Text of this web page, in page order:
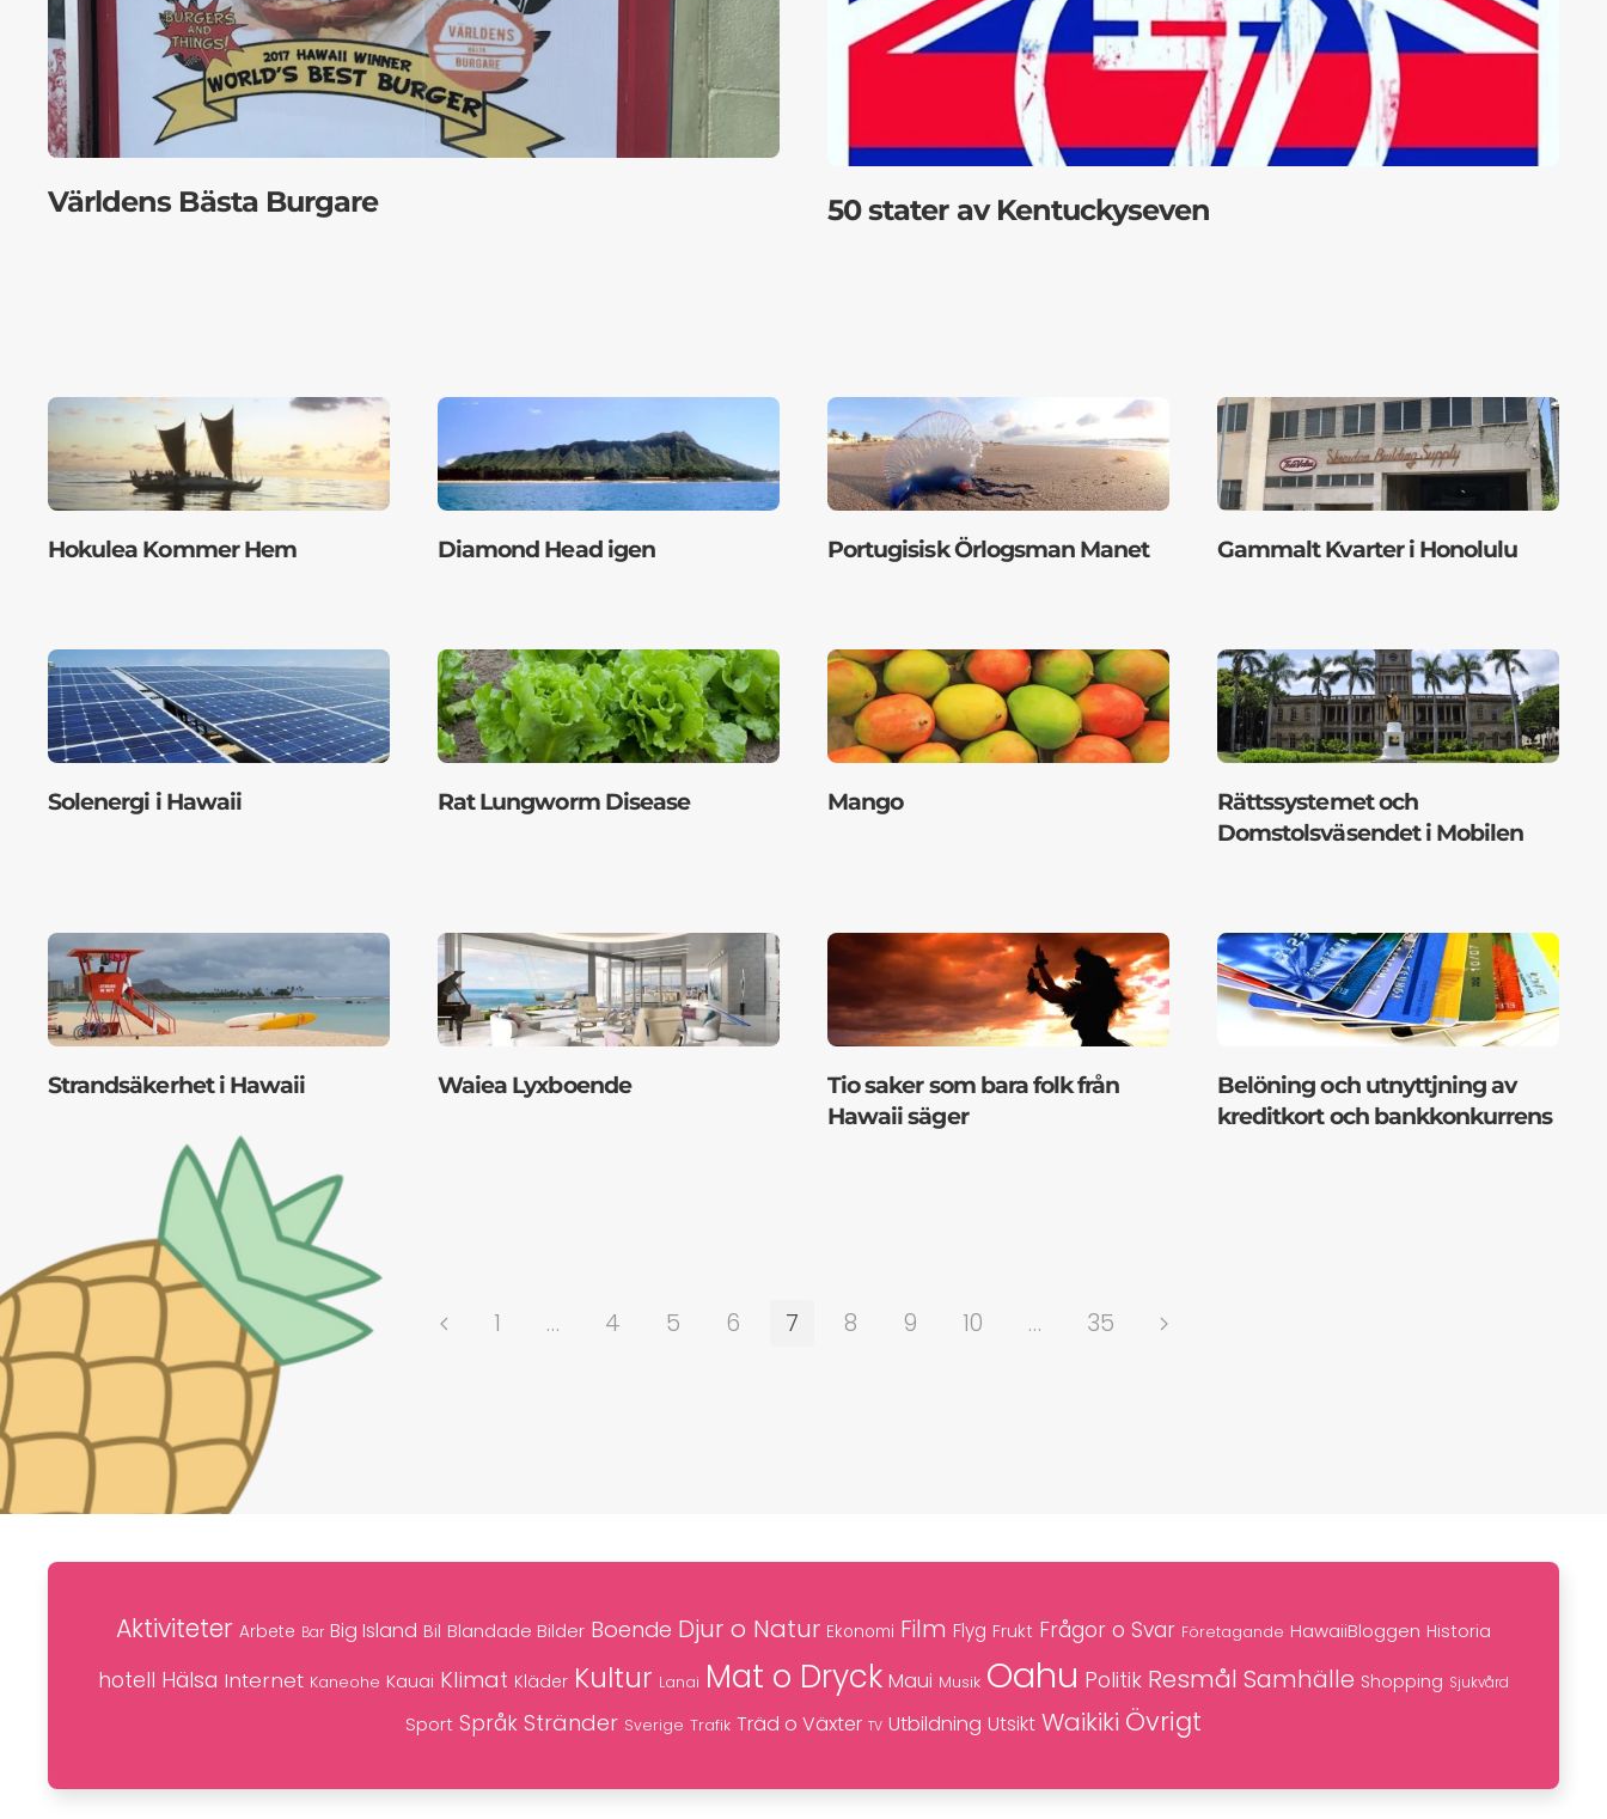
Världens Bästa Burgare 50 stater av Kentuckyseven
Hokulea Kommer Hem Diamond Head igen Portugisisk Örlogsman Manet Gammalt Kvarter i Honolulu
Solenergi i Hawaii Rat Lungworm Disease Mango
Rättssystemet och
Domstolsväsendet i Mobilen
Strandsäkerhet i Hawaii Waiea Lyxboende
Tio saker som bara folk från
Hawaii säger
Belöning och utnyttjning av
kreditkort och bankkonkurrens
1 … 4 5 6 7 8 9 10 … 35
Aktiviteter Arbete Bar Big Island Bil Blandade Bilder Boende Djur o Natur Ekonomi Film Flyg Frukt Frågor o Svar Företagande HawaiiBloggen Historia
hotell Hälsa Internet Kaneohe Kauai Klimat Kläder Kultur Lanai Mat o Dryck Maui Musik Oahu Politik Resmål Samhälle Shopping Sjukvård
Sport Språk Stränder Sverige Trafik Träd o Växter TV Utbildning Utsikt Waikiki Övrigt